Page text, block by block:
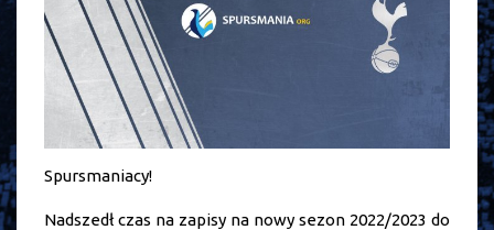
Spursmaniacy!
Nadszedł czas na zapisy na nowy sezon 2022/2023 do